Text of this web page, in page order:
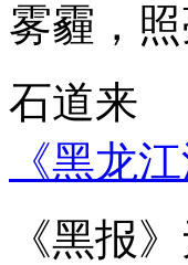
雾霾，照
石道来
《黑龙
《黑报